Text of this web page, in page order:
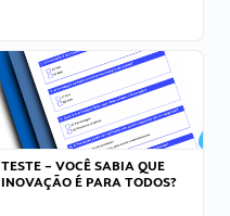
TESTE – VOCÊ SABIA QUE
INOVAÇÃO É PARA TODOS?